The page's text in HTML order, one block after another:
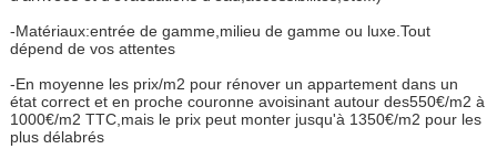
-Matériaux:entrée de gamme,milieu de gamme ou luxe.Tout
dépend de vos attentes
-En moyenne les prix/m2 pour rénover un appartement dans un
état correct et en proche couronne avoisinant autour des550€/m2 à
1000€/m2 TTC,mais le prix peut monter jusqu'à 1350€/m2 pour les
plus délabrés